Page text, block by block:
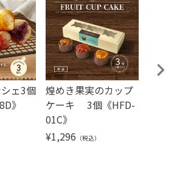
ェ3個
》
煌めき果実のカップ
ケーキ 3個《HFD-
01C》
¥1,296 （税込）